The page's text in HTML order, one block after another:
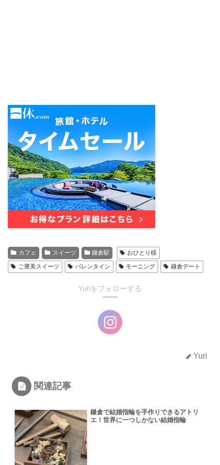
カフェ スイーツ 鎌倉駅
おひとり様
ご褒美スイーツ
バレンタイン モーニング 鎌倉デート
Yuriをフォローする
Yuri
関連記事
鎌倉で結婚指輪を手作りできるアトリ
エ！世界に一つしかない結婚指輪